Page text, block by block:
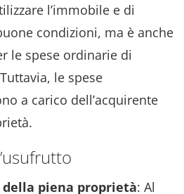
l’immobile e di
condizioni, ma è anche
le spese ordinarie di
le spese
a carico dell’acquirente
piena proprietà: Al